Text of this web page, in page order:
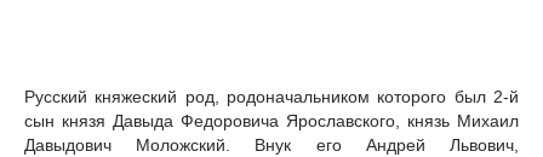
Русский княжеский род, родоначальником которого был 2-й
сын князя Давыда Федоровича Ярославского, князь Михаил
Давыдович Моложский. Внук его Андрей Львович,